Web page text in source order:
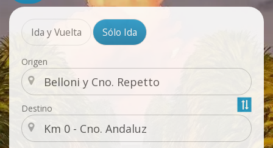
Ida y Vuelta Sólo Ida
Origen
Destino